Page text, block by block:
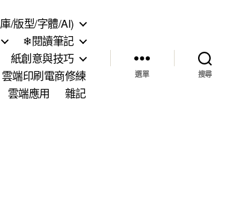
/版型/字體/AI)
❄閱讀筆記
紙創意與技巧
雲端印刷電商修練
雲端應用
雜記
選單 搜尋